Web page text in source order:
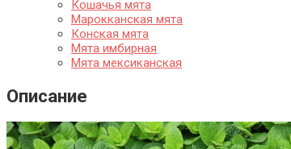
Кошачья мята
Марокканская мята
Конская мята
Мята имбирная
Мята мексиканская
Описание